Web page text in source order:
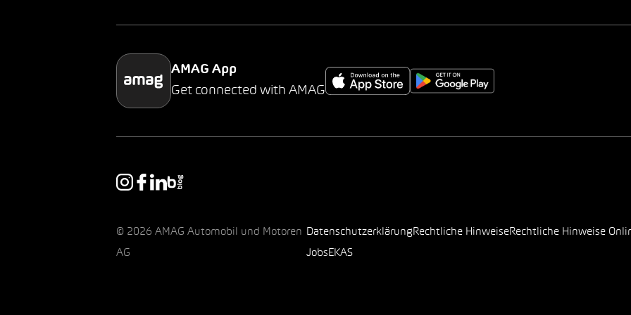
AMAG App
Get connected with AMAG
© 2026 AMAG Automobil und Motoren
AG
Datenschutzerklärung Rechtliche HinweiseRechtliche Hinweise
Jobs EKAS